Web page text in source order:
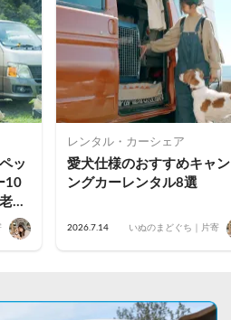
ッ
10
鎌
レンタル・カーシェア
愛犬仕様のおすすめキャ
ングカーレンタル8選
2026.7.14 いぬのまどぐち｜片寄